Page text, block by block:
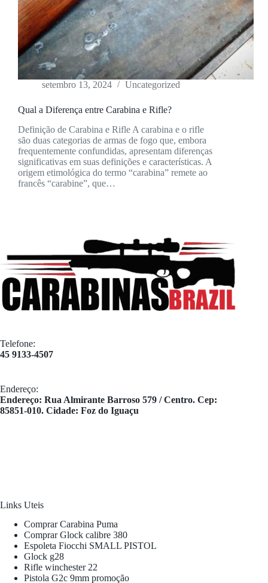
setembro 13, 2024 Uncategorized
Qual a Diferença entre Carabina e Rifle?
Definição de Carabina e Rifle A carabina e o rifle
são duas categorias de armas de fogo que, embora
frequentemente confundidas, apresentam diferenças
significativas em suas definições e características. A
origem etimológica do termo “carabina” remete ao
francês “carabine”, que…
Telefone:
45 9133-4507
Endereço:
​Endereço: Rua Almirante Barroso 579 / Centro. Cep:
85851-010. Cidade: Foz do Iguaçu
Links Uteis
Comprar Carabina Puma
Comprar Glock calibre 380
Espoleta Fiocchi SMALL PISTOL
Glock g28
Rifle winchester 22
Pistola G2c 9mm promoção